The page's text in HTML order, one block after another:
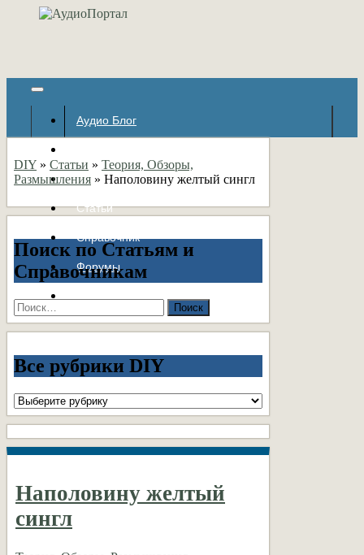
Аудио Блог
Авторские страницы
Статьи
Справочник
Форумы
DIY » Статьи » Теория, Обзоры,
Размышления » Наполовину желтый сингл
Поиск по Статьям и
Справочникам
Найти:
Все рубрики DIY
Все
рубрики
DIY
Наполовину желтый
сингл